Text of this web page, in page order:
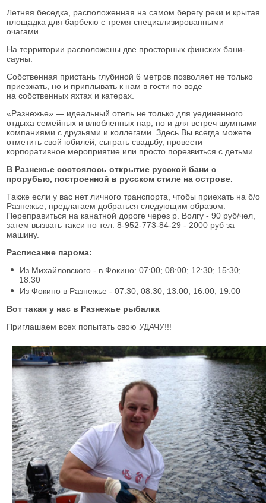
Летняя беседка, расположенная на самом берегу реки и крытая
площадка для барбекю с тремя специализированными
очагами.
На территории расположены две просторных финских бани-
сауны.
Собственная пристань глубиной 6 метров позволяет не только
приезжать, но и приплывать к нам в гости по воде
на собственных яхтах и катерах.
«Разнежье» — идеальный отель не только для уединенного
отдыха семейных и влюбленных пар, но и для встреч шумными
компаниями с друзьями и коллегами. Здесь Вы всегда можете
отметить свой юбилей, сыграть свадьбу, провести
корпоративное мероприятие или просто порезвиться с детьми.
В Разнежье состоялось открытие русской бани с
прорубью, построенной в русском стиле на острове.
Также если у вас нет личного транспорта, чтобы приехать на б/о
Разнежье, предлагаем добраться следующим образом:
Переправиться на канатной дороге через р. Волгу - 90 руб/чел,
затем вызвать такси по тел. 8-952-773-84-29 - 2000 руб за
машину.
Расписание парома:
Из Михайловского - в Фокино: 07:00; 08:00; 12:30; 15:30;
18:30
Из Фокино в Разнежье - 07:30; 08:30; 13:00; 16:00; 19:00
Вот такая у нас в Разнежье рыбалка
Приглашаем всех попытать свою УДАЧУ!!!